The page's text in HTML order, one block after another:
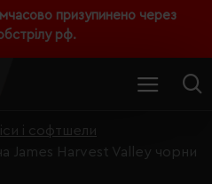
призупинено через
рф.
і софтшели
James Harvest Valley чорни